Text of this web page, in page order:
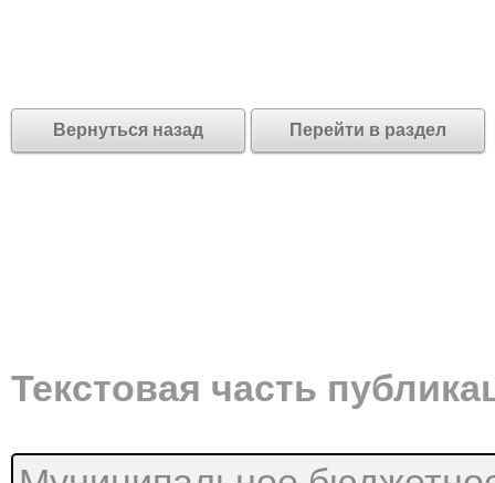
Вернуться назад Перейти в раздел
Текстовая часть